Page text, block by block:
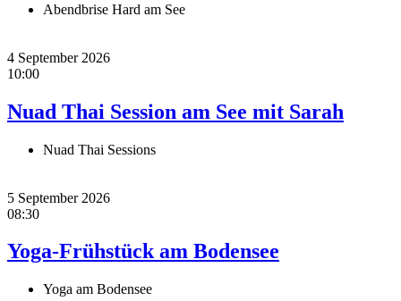
Abendbrise Hard am See
4 September 2026
10:00
Nuad Thai Session am See mit Sarah
Nuad Thai Sessions
5 September 2026
08:30
Yoga-Frühstück am Bodensee
Yoga am Bodensee